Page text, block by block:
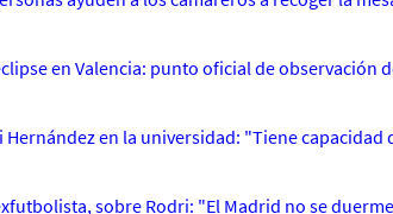
en Valencia: punto oficial de observación
en la universidad: "Tiene
sobre Rodri: "El Madrid no se